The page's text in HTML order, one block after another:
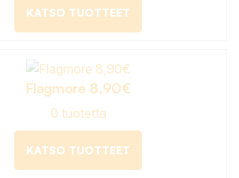
KATSO TUOTTEET
Flagmore 8,90€
0 tuotetta
KATSO TUOTTEET